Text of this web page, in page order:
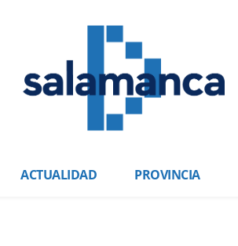
ACTUALIDAD PROVINCIA